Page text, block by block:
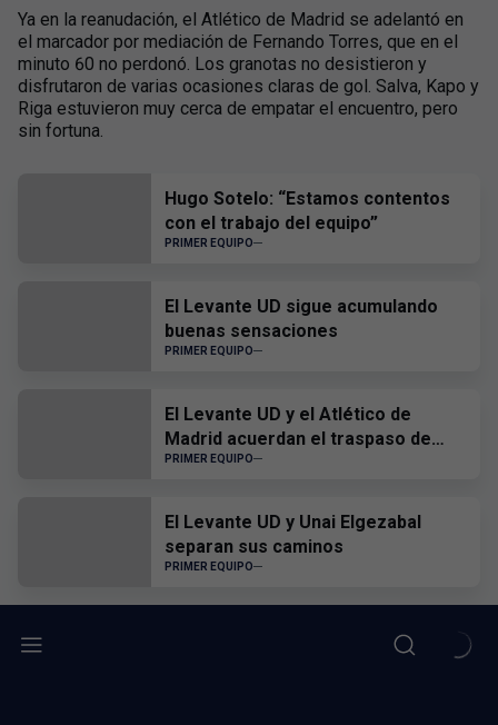
Ya en la reanudación, el Atlético de Madrid se adelantó en
el marcador por mediación de Fernando Torres, que en el
minuto 60 no perdonó. Los granotas no desistieron y
disfrutaron de varias ocasiones claras de gol. Salva, Kapo y
Riga estuvieron muy cerca de empatar el encuentro, pero
sin fortuna.
Hugo Sotelo: “Estamos contentos
con el trabajo del equipo”
PRIMER EQUIPO
El Levante UD sigue acumulando
buenas sensaciones
PRIMER EQUIPO
El Levante UD y el Atlético de
Madrid acuerdan el traspaso de
Edgar Alcañiz
PRIMER EQUIPO
El Levante UD y Unai Elgezabal
separan sus caminos
PRIMER EQUIPO